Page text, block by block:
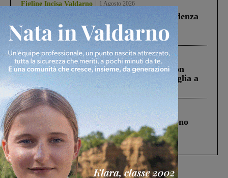
Figline Incisa Valdarno 1 Agosto 2026
Piscina di Figline finanziata oltre la scadenza
Pnrr, il gruppo di Fratelli d’Italia: “Un
ringraziamento al Governo”
Cronaca 3 Agosto 2026
Scomparso da una struttura di Castiglion
Fiorentino l’uomo che aveva ucciso la figlia a
Levane nel 2020
Cronaca 4 Agosto 2026
Un anno fa la strage in A1 in cui morirono
Gianni, Giulia e Franco. Lo schianto, il
processo, lo stop ai sorpassi fra tir....